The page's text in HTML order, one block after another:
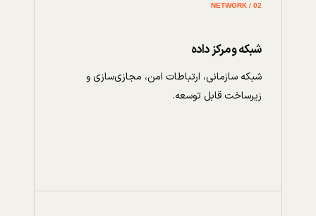
02 / NETWORK
شبکه و مرکز داده
شبکه سازمانی، ارتباطات امن، مجازی‌سازی و
زیرساخت قابل توسعه.